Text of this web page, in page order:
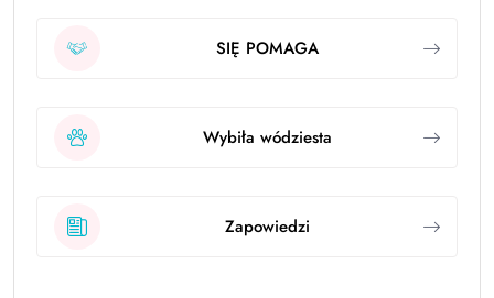
SIĘ POMAGA
Wybiła wódziesta
Zapowiedzi